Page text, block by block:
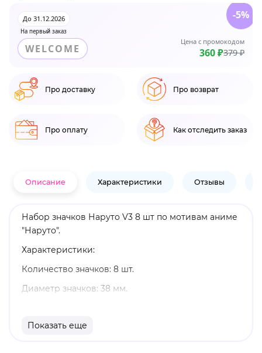
На первый заказ
До 31.12.2026
WELCOME
Цена с промокодом
360 ₽379 ₽
-5%
Про доставку Про возврат
Про оплату Как отследить заказ
Описание Характеристики Отзывы
Набор значков Наруто V3 8 шт по мотивам аниме
"Наруто".
Характеристики:
Количество значков: 8 шт.
Диаметр значков: 38 мм.
Оригинальный и официально лицензированный
Показать еще